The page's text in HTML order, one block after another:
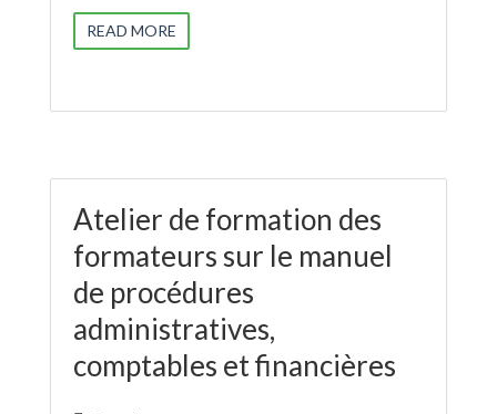
READ MORE
Atelier de formation des
formateurs sur le manuel
de procédures
administratives,
comptables et financières